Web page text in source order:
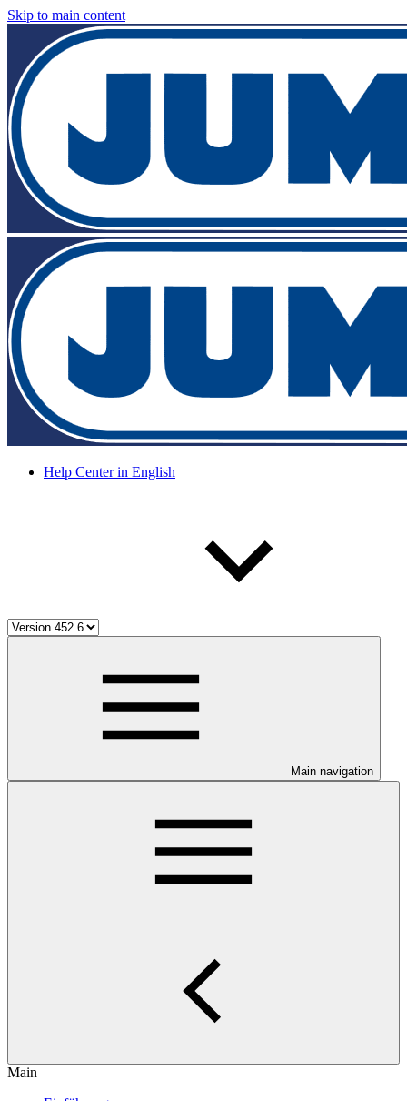
Skip to main content
Help Center in English
Main navigation
Main